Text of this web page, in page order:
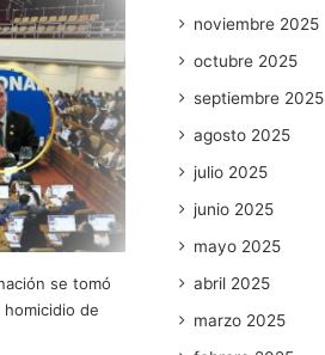
se tomó
de
noviembre 2025
octubre 2025
septiembre 2025
agosto 2025
julio 2025
junio 2025
mayo 2025
abril 2025
marzo 2025